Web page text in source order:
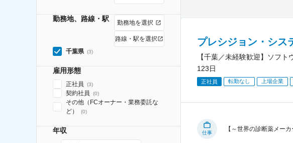
勤務地、路線・駅 勤務地を選択
路線・駅を選択
千葉県 (3)
雇用形態
正社員 (3)
契約社員 (0)
その他（FCオーナー・業務委託な
ど）
(0)
年収
プレシジョン・シス
【千葉／未経験歓迎】ソフ
123日
正社員 転勤なし 上場企業
仕事
【～世界の診断薬メー